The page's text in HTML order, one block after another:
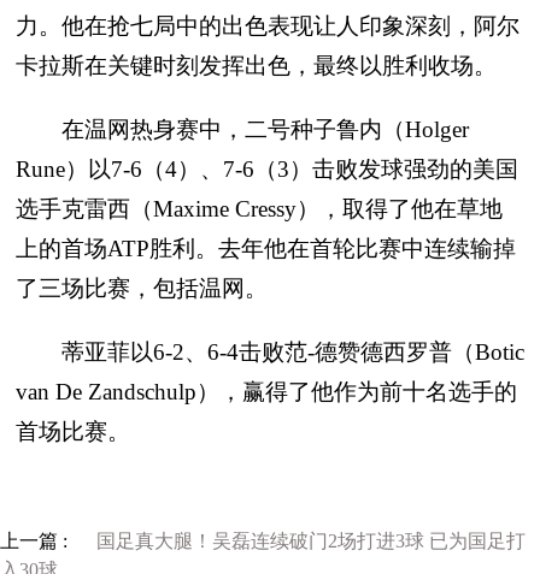
力。他在抢七局中的出色表现让人印象深刻，阿尔
卡拉斯在关键时刻发挥出色，最终以胜利收场。
在温网热身赛中，二号种子鲁内（Holger
Rune）以7-6（4）、7-6（3）击败发球强劲的美国
选手克雷西（Maxime Cressy），取得了他在草地
上的首场ATP胜利。去年他在首轮比赛中连续输掉
了三场比赛，包括温网。
蒂亚菲以6-2、6-4击败范-德赞德西罗普（Botic
van De Zandschulp），赢得了他作为前十名选手的
首场比赛。
上一篇 :
国足真大腿！吴磊连续破门2场打进3球 已为国足打
入30球